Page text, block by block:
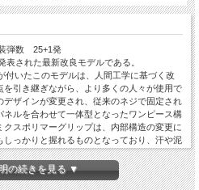
数 25+1発
表された最新改良モデルである。
付いたこのモデルは、人間工学に基づく改
引き継ぎながら、より多くの人々が使用で
デザインが変更され、従来のネジで固定され
ルを合わせて一体型となったワンピース構
スポリマーグリップは、内部構造の変更に
しっかりと握れるものとなっており、汗や泥
る滑り止め効果を備えている。さらにトリ
ショート・リセット・トリガー（SRT）が標
能とする
の続きを見る ▼